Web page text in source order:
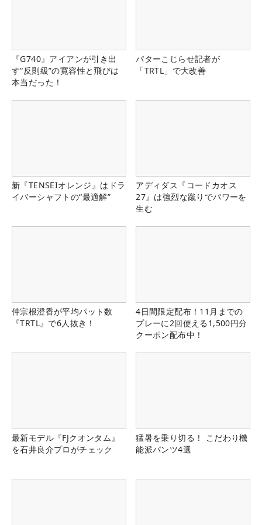
『G740』アイアンが引き出
す“反則級”の寛容性と飛びは
本当だった！
パターこじらせ記者が
「TRTL」で大改善
新『TENSEIオレンジ』はドラ
イバーシャフトの“最適解”
アディダス『コードカオス
27』は強烈な蹴りでパワーを
生む
仲宗根澄香が平均パット数
『TRTL』で6人抜き！
4日間限定配布！11月までの
プレーに2回使える1,500円分
クーポン配布中！
最新モデル『FJクオンタム』
を石井良介プロがチェック
猛暑を乗り切る！ こだわり機
能派パンツ4選